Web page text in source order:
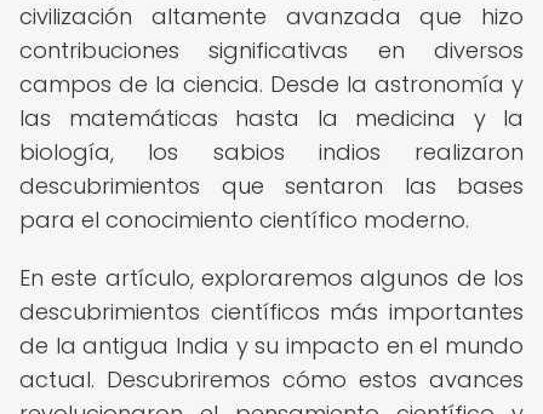
civilización altamente avanzada que hizo
contribuciones significativas en diversos
campos de la ciencia. Desde la astronomía y
las matemáticas hasta la medicina y la
biología, los sabios indios realizaron
descubrimientos que sentaron las bases
para el conocimiento científico moderno.
En este artículo, exploraremos algunos de los
descubrimientos científicos más importantes
de la antigua India y su impacto en el mundo
actual. Descubriremos cómo estos avances